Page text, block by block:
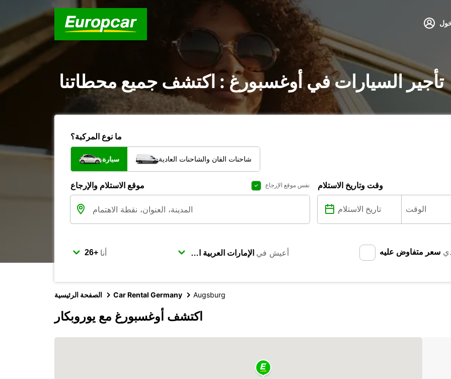
تأجير السيارات في أوغسبورغ : اكتشف جميع محطاتنا
ما نوع المركبة؟
سيارة شاحنات الفان والشاحنات العادية
موقع الاستلام والإرجاع نفس موقع الإرجاع وقت وتاريخ الاستلام
أنا أعيش في سعر متفاوض عليه
الصفحة الرئيسية Car Rental Germany Augsburg
اكتشف أوغسبورغ مع يوروبكار